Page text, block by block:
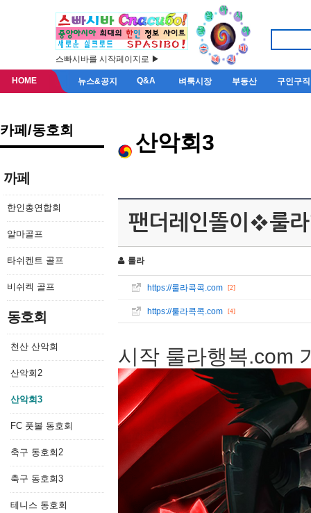
스빠시바를 시작페이지로 ▶
HOME 뉴스&공지 Q&A 벼룩시장 부동산 구인구직
카페/동호회
까페
한인총연합회
알마골프
타쉬켄트 골프
비쉬켁 골프
동호회
천산 산악회
산악회2
산악회3
FC 풋볼 동호회
축구 동호회2
축구 동호회3
테니스 동호회
산악회3
팬더레인똘이❖룰
룰라
https://룰라콕콕.com [2]
https://룰라콕콕.com [4]
시작 룰라행복.com